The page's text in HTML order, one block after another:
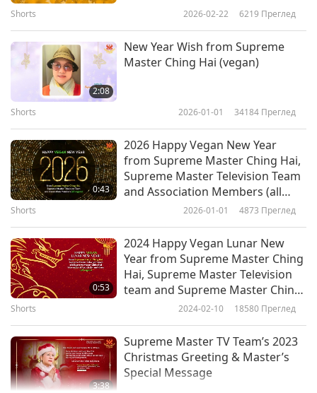
5
5:51
World, Part 5 of 5
Shorts 2023-02-22 5416 Преглед
Shorts 2026-02-22 6219 Преглед
2:08
New Year Wish from Supreme
Master Ching Hai (vegan)
Shorts 2026-01-01 34184 Преглед
0:43
2026 Happy Vegan New Year
from Supreme Master Ching Hai,
Supreme Master Television Team
and Association Members (all
Shorts 2026-01-01 4873 Преглед
0:53
2024 Happy Vegan Lunar New
Year from Supreme Master Ching
Hai, Supreme Master Television
team and Supreme Master Ching
Hai International Association
Shorts 2024-02-10 18580 Преглед
3:38
Supreme Master TV Team’s 2023
Christmas Greeting & Master’s
Special Message